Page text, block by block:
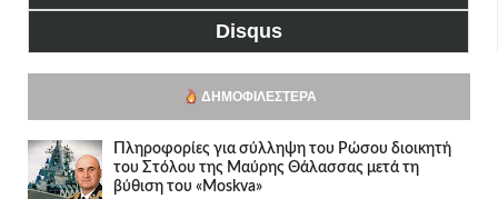
Disqus
ΔΗΜΟΦΙΛΈΣΤΕΡΑ
Πληροφορίες για σύλληψη του Ρώσου διοικητή
του Στόλου της Mαύρης Θάλασσας μετά τη
βύθιση του «Moskva»